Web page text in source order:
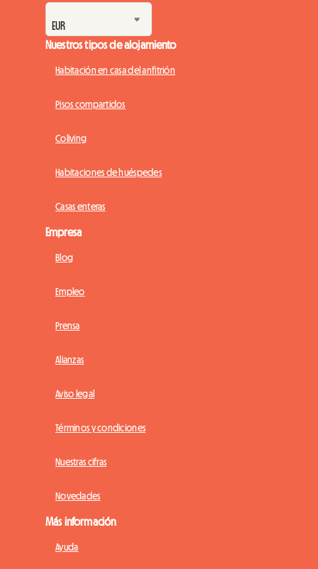
Nuestros tipos de alojamiento
Habitación en casa del anfitrión
Pisos compartidos
Coliving
Habitaciones de huéspedes
Casas enteras
Empresa
Blog
Empleo
Prensa
Alianzas
Aviso legal
Términos y condiciones
Nuestras cifras
Novedades
Más información
Ayuda